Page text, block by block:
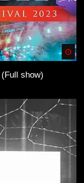
show)